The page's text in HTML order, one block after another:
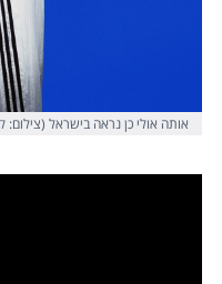
אותה אולי כן נראה בישראל (צילום: